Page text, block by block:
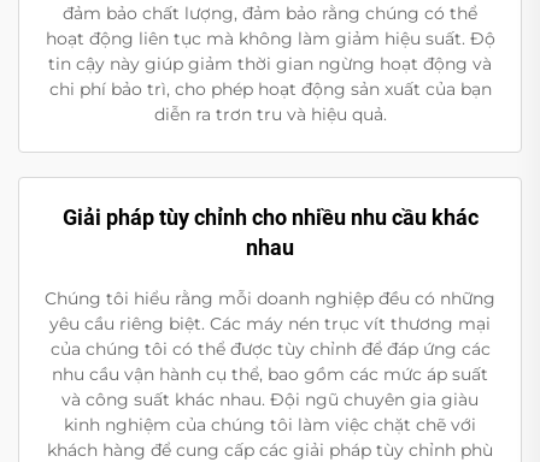
đảm bảo chất lượng, đảm bảo rằng chúng có thể
hoạt động liên tục mà không làm giảm hiệu suất. Độ
tin cậy này giúp giảm thời gian ngừng hoạt động và
chi phí bảo trì, cho phép hoạt động sản xuất của bạn
diễn ra trơn tru và hiệu quả.
Giải pháp tùy chỉnh cho nhiều nhu cầu khác
nhau
Chúng tôi hiểu rằng mỗi doanh nghiệp đều có những
yêu cầu riêng biệt. Các máy nén trục vít thương mại
của chúng tôi có thể được tùy chỉnh để đáp ứng các
nhu cầu vận hành cụ thể, bao gồm các mức áp suất
và công suất khác nhau. Đội ngũ chuyên gia giàu
kinh nghiệm của chúng tôi làm việc chặt chẽ với
khách hàng để cung cấp các giải pháp tùy chỉnh phù